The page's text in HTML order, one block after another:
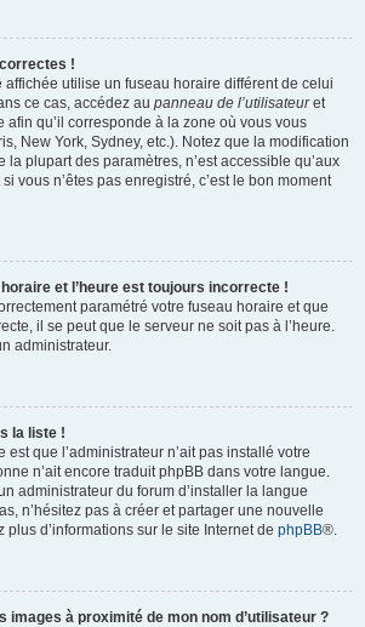
!
affichée utilise un fuseau horaire différent de celui
ce cas, accédez au panneau de l’utilisateuret
afin qu’il corresponde à la zone où vous vous
New York, Sydney, etc.). Notez que la modification
la plupart des paramètres, n’est accessible qu’aux
vous n’êtes pas enregistré, c’est le bon moment
et l’heure est toujours incorrecte !
paramétré votre fuseau horaire et que
il se peut que le serveur ne soit pas à l’heure.
administrateur.
la liste !
que l’administrateur n’ait pas installé votre
n’ait encore traduit phpBB dans votre langue.
administrateur du forum d’installer la langue
n’hésitez pas à créer et partager une nouvelle
plus d’informations sur le site Internet de phpBB®.
images à proximité de mon nom d’utilisateur ?